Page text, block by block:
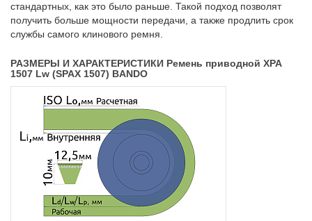
стандартных, как это было раньше. Такой подход позволят
получить больше мощности передачи, а также продлить срок
службы самого клинового ремня.
РАЗМЕРЫ И ХАРАКТЕРИСТИКИ Ремень приводной XPA
1507 Lw (SPAX 1507) BANDO